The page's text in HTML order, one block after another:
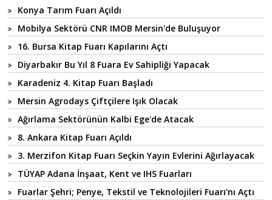
Konya Tarım Fuarı Açıldı
Mobilya Sektörü CNR IMOB Mersin'de Buluşuyor
16. Bursa Kitap Fuarı Kapılarını Açtı
Diyarbakır Bu Yıl 8 Fuara Ev Sahipliği Yapacak
Karadeniz 4. Kitap Fuarı Başladı
Mersin Agrodays Çiftçilere Işık Olacak
Ağırlama Sektörünün Kalbi Ege'de Atacak
8. Ankara Kitap Fuarı Açıldı
3. Merzifon Kitap Fuarı Seçkin Yayın Evlerini Ağırlayacak
TÜYAP Adana İnşaat, Kent ve IHS Fuarları
Fuarlar Şehri; Penye, Tekstil ve Teknolojileri Fuarı'nı Açtı